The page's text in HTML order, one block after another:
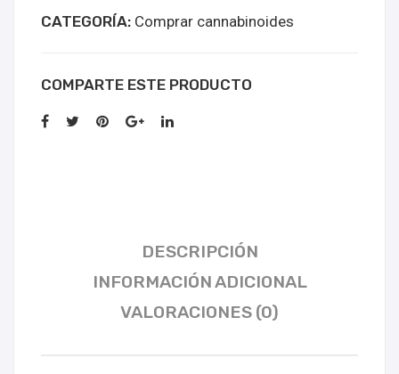
CATEGORÍA: Comprar cannabinoides
COMPARTE ESTE PRODUCTO
DESCRIPCIÓN
INFORMACIÓN ADICIONAL
VALORACIONES (0)